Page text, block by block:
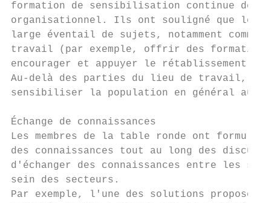
formation de sensibilisation continue
organisationnel. Ils ont souligné que les
large éventail de sujets, notamment
travail (par exemple, offrir des formations
encourager et appuyer le
Au-delà des parties du lieu de travail,
sensibiliser la population en général au
Échange de connaissances
Les membres de la table ronde ont
des connaissances tout au long des
d'échanger des connaissances entre les
sein des secteurs.
Par exemple, l'une des solutions